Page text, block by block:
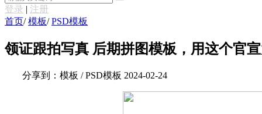
登录 | 注册
首页/ 模板/ PSD模板
领证跟拍写真 后期拼图模板，用这个官
模板 / PSD模板 2024-02-24
分享到：